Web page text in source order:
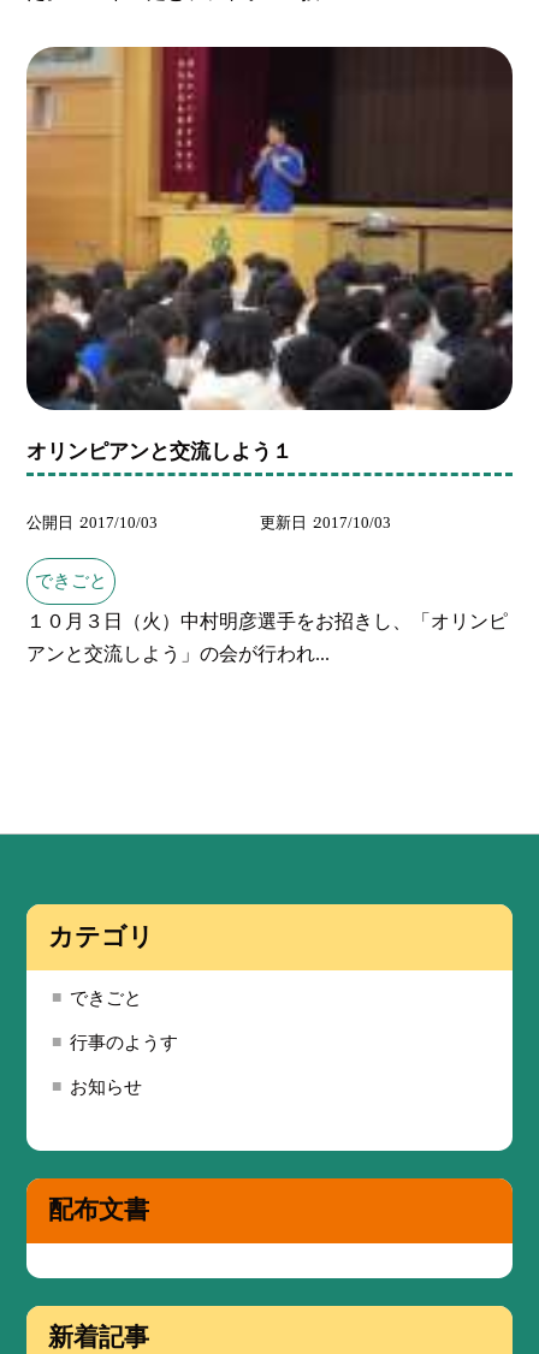
オリンピアンと交流しよう１
公開日 2017/10/03 更新日 2017/10/03
できごと
１０月３日（火）中村明彦選手をお招きし、「オリンピ
アンと交流しよう」の会が行われ...
カテゴリ
できごと
行事のようす
お知らせ
配布文書
新着記事